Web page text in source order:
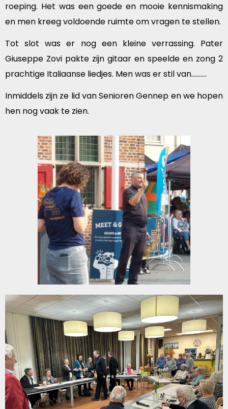
roeping. Het was een goede en mooie kennismaking
en men kreeg voldoende ruimte om vragen te stellen.
Tot slot was er nog een kleine verrassing. Pater
Giuseppe Zovi pakte zijn gitaar en speelde en zong 2
prachtige Italiaanse liedjes. Men was er stil van……….
Inmiddels zijn ze lid van Senioren Gennep en we hopen
hen nog vaak te zien.